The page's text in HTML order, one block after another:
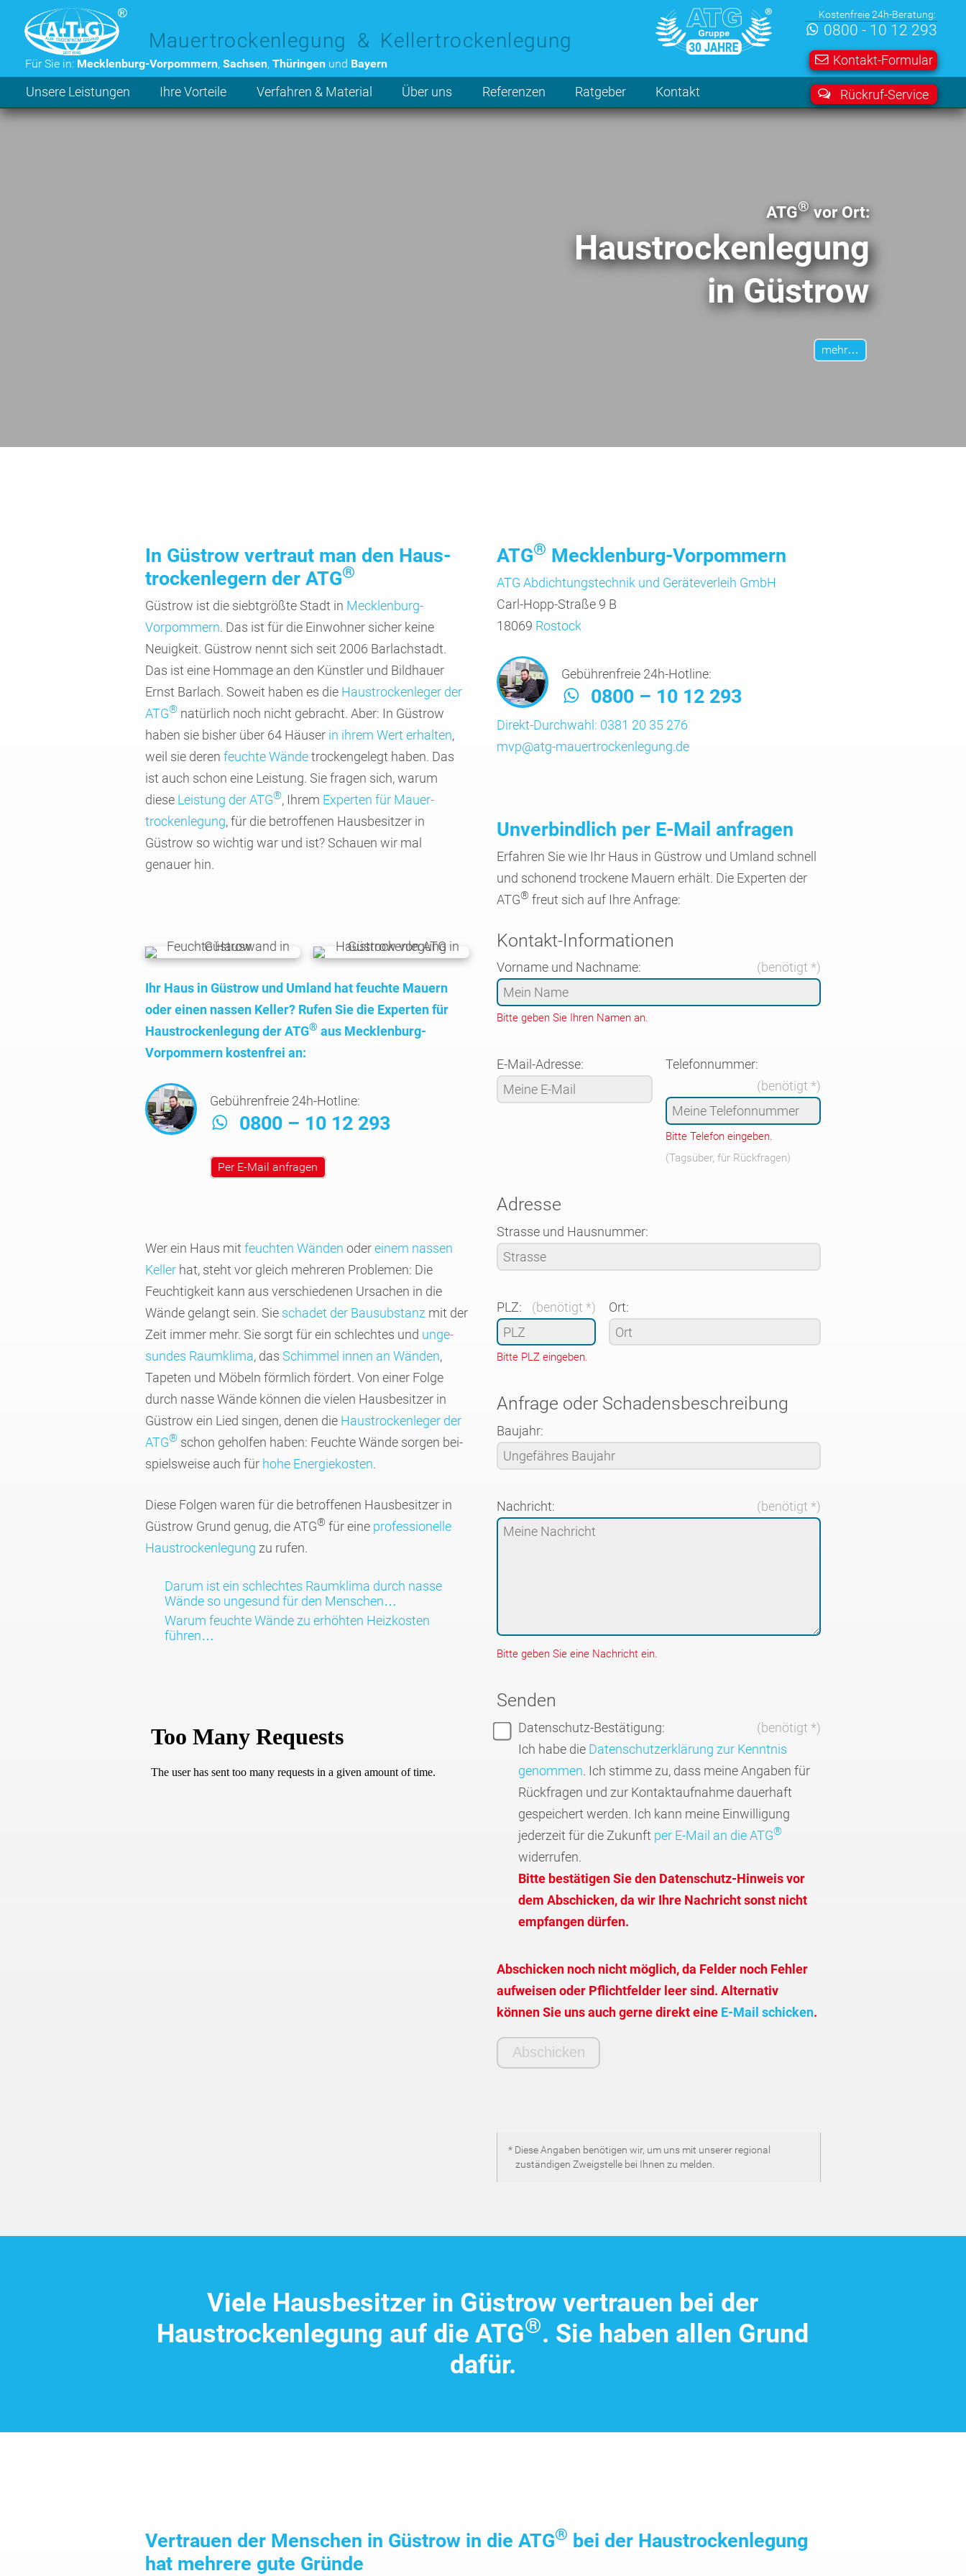
Zum Hauptinhalt der Seite
Mauertrockenlegung & Kellertrockenlegung
Für Sie in: Mecklenburg-Vorpommern, Sachsen, Thüringenund Bayern
Kostenfreie 24h-Beratung:
0800 - 10 12 293
Kontakt-Formular
Unsere Leistungen Ihre Vorteile Verfahren & Material Über uns Referenzen Ratgeber Kontakt Rückruf-Service
ATG®vor Ort:
Haus­trocken­legung
in Güstrow
mehr…
In Güstrow vertraut man den Haus­
trocken­legern der ATG®
Güstrow ist die siebt­größte Stadt in Mecklen­burg-
Vorpom­mern. Das ist für die Einwoh­ner sicher keine
Neuig­keit. Güstrow nennt sich seit 2006 Barlach­stadt.
Das ist eine Hom­mage an den Künstler und Bild­hauer
Ernst Barlach. Soweit haben es die Haus­trocken­leger der
ATG®natür­lich noch nicht gebracht. Aber: In Güstrow
haben sie bisher über 64 Häuser in ihrem Wert erhal­ten,
weil sie deren feuchte Wändetrocken­gelegt haben. Das
ist auch schon eine Leis­tung. Sie fragen sich, warum
diese Leis­tung der ATG®, Ihrem Exper­ten für Mauer­
trocken­legung, für die betrof­fenen Hausbe­sitzer in
Güstrow so wichtig war und ist? Schauen wir mal
genauer hin.
Ihr Haus in Güstrow und Umland hat feuchte Mauern
oder einen nassen Keller? Rufen Sie die Experten für
Haus­trocken­legung der ATG® aus Mecklen­burg-
Vorpom­mern kosten­frei an:
Gebührenfreie 24h-Hotline:
0800 – 10 12 293
Per E-Mail anfragen
Wer ein Haus mit feuchten Wänden odereinem nassen
Kellerhat, steht vor gleich mehreren Problemen: Die
Feuch­tig­keit kann aus verschie­denen Ursachen in die
Wände gelangt sein. Sie schadet der Bausubs­tanz mit der
Zeit immer mehr. Sie sorgt für ein schlechtes und unge­
sundes Raum­klima, das Schimmel innen an Wänden,
Tapeten und Möbeln förm­lich fördert. Von einer Folge
durch nasse Wände können die vielen Hausbe­sitzer in
Güstrow ein Lied singen, denen die Haus­trocken­leger der
ATG®schon geholfen haben: Feuchte Wände sorgen bei­
spiels­weise auch für hohe Energie­kosten.
Diese Folgen waren für die betrof­fenen Hausbe­sitzer in
Güstrow Grund genug, die ATG® für eine profes­sionelle
Haus­trocken­legung zu rufen.
Darum ist ein schlechtes Raum­klima durch nasse
Wände so ungesund für den Menschen…
Warum feuchte Wände zu erhöhten Heiz­kosten
führen…
ATG® Mecklenburg-Vorpommern
ATG Abdichtungs­technik und Geräte­verleih GmbH
Carl-Hopp-Straße 9 B
18069 Rostock
Gebührenfreie 24h-Hotline:
0800 – 10 12 293
Direkt-Durchwahl: 0381 20 35 276
mvp@atg-mauertrockenlegung.de
Unverbindlich per E-Mail anfragen
Erfahren Sie wie Ihr Haus in Güstrow und Umland schnell
und schonend trockene Mauern erhält. Die Experten der
ATG® freut sich auf Ihre Anfrage:
Kontakt-Informationen
Vorname und Nachname: (benötigt *)
Bitte geben Sie Ihren Namen an.
E-Mail-Adresse:
Telefonnummer:
(benötigt *)
Bitte Telefon eingeben.
(Tagsüber, für Rückfragen)
Adresse
Strasse und Hausnummer:
PLZ: (benötigt *)
Bitte PLZ eingeben.
Ort:
Anfrage oder Schadensbeschreibung
Baujahr:
Nachricht: (benötigt *)
Bitte geben Sie eine Nachricht ein.
Senden
Datenschutz-Bestätigung:
(benötigt *)
Ich habe die Datenschutzerklärung zur Kenntnis
genommen. Ich stimme zu, dass meine Angaben für
Rückfragen und zur Kontaktaufnahme dauerhaft
gespeichert werden. Ich kann meine Einwilligung
jederzeit für die Zukunft per E-Mail an die ATG®
widerrufen.
Bitte bestätigen Sie den Datenschutz-Hinweis vor
dem Abschicken, da wir Ihre Nachricht sonst nicht
empfangen dürfen.
Abschicken noch nicht möglich, da Felder noch Fehler
aufweisen oder Pflichtfelder leer sind. Alternativ
können Sie uns auch gerne direkt eine E-Mail schicken.
* Diese Angaben benötigen wir, um uns mit unserer regional
zuständigen Zweigstelle bei Ihnen zu melden.
Viele Hausbe­sitzer in Güstrow vertrauen bei der
Haustrocken­legung auf die ATG®. Sie haben allen Grund
dafür.
Vertrauen der Menschen in Güstrow in die ATG® bei der Haus­trocken­legung
hat mehrere gute Gründe